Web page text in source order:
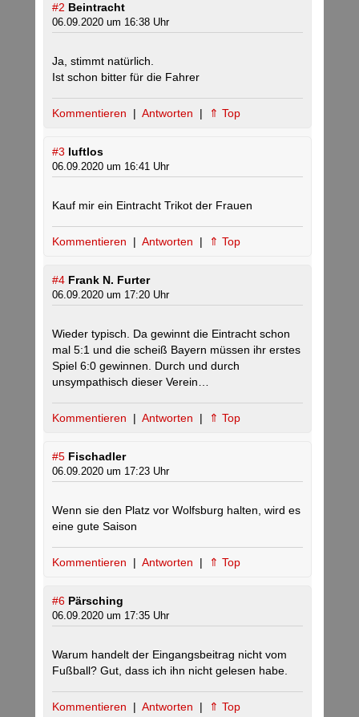
#2 Beintracht
06.09.2020 um 16:38 Uhr
Ja, stimmt natürlich.
Ist schon bitter für die Fahrer
Kommentieren | Antworten | ⇑ Top
#3 luftlos
06.09.2020 um 16:41 Uhr
Kauf mir ein Eintracht Trikot der Frauen
Kommentieren | Antworten | ⇑ Top
#4 Frank N. Furter
06.09.2020 um 17:20 Uhr
Wieder typisch. Da gewinnt die Eintracht schon
mal 5:1 und die scheiß Bayern müssen ihr erstes
Spiel 6:0 gewinnen. Durch und durch
unsympathisch dieser Verein…
Kommentieren | Antworten | ⇑ Top
#5 Fischadler
06.09.2020 um 17:23 Uhr
Wenn sie den Platz vor Wolfsburg halten, wird es
eine gute Saison
Kommentieren | Antworten | ⇑ Top
#6 Pärsching
06.09.2020 um 17:35 Uhr
Warum handelt der Eingangsbeitrag nicht vom
Fußball? Gut, dass ich ihn nicht gelesen habe.
Kommentieren | Antworten | ⇑ Top